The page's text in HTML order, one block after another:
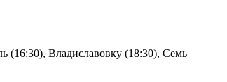
(16:30), Владиславовку (18:30), Семь